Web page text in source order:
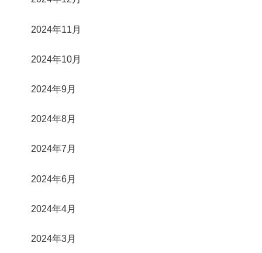
2024年11月
2024年10月
2024年9月
2024年8月
2024年7月
2024年6月
2024年4月
2024年3月